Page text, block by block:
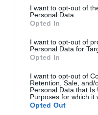
consent section.
I want to opt-out of
Personal Data.
Opted In
I want to opt-out of
Personal Data for
Opted In
I want to opt-out of
Retention, Sale, and/
Personal Data that Is
Purposes for which it
Opted Out
ΚΟΚ: Οι τρεις
πολλούς οδηγούς
ποιες οι